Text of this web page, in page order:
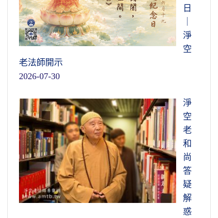
日
淨
空
老法師開示
2026-07-30
淨
空
老
和
尚
答
疑
解
惑